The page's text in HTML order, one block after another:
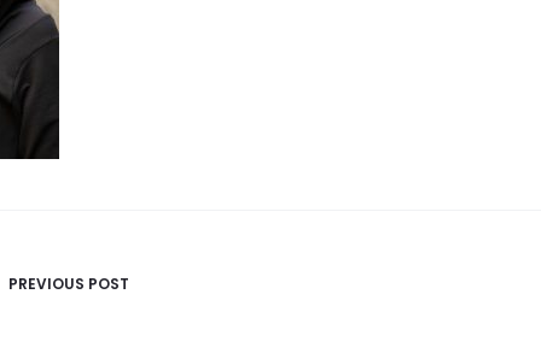
PREVIOUS POST